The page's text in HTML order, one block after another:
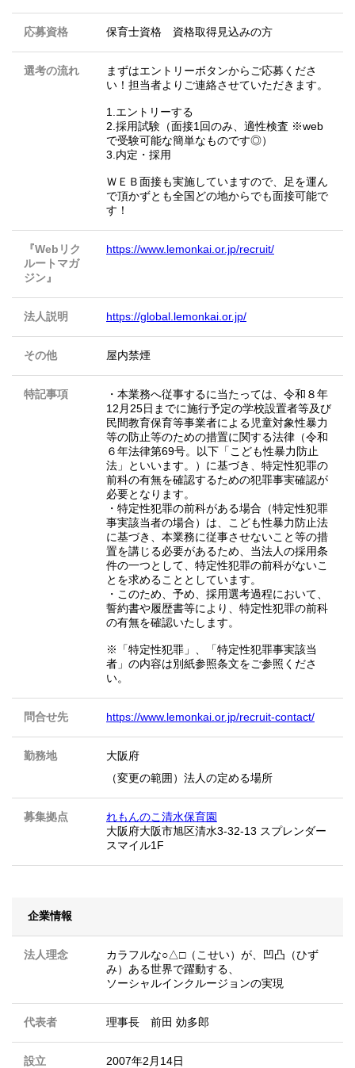
応募資格 保育士資格 資格取得見込みの方
選考の流れ
まずはエントリーボタンからご応募くださ
い！担当者よりご連絡させていただきます。
1.エントリーする
2.採用試験（面接1回のみ、適性検査 ※web
で受験可能な簡単なものです◎）
3.内定・採用
ＷＥＢ面接も実施していますので、足を運ん
で頂かずとも全国どの地からでも面接可能で
す！
『Webリク
ルートマガ
ジン』
https://www.lemonkai.or.jp/recruit/
法人説明 https://global.lemonkai.or.jp/
その他 屋内禁煙
特記事項
・本業務へ従事するに当たっては、令和８年
12月25日までに施行予定の学校設置者等及び
民間教育保育等事業者による児童対象性暴力
等の防止等のための措置に関する法律（令和
６年法律第69号。以下「こども性暴力防止
法」といいます。）に基づき、特定性犯罪の
前科の有無を確認するための犯罪事実確認が
必要となります。
・特定性犯罪の前科がある場合（特定性犯罪
事実該当者の場合）は、こども性暴力防止法
に基づき、本業務に従事させないこと等の措
置を講じる必要があるため、当法人の採用条
件の一つとして、特定性犯罪の前科がないこ
とを求めることとしています。
・このため、予め、採用選考過程において、
誓約書や履歴書等により、特定性犯罪の前科
の有無を確認いたします。
※「特定性犯罪」、「特定性犯罪事実該当
者」の内容は別紙参照条文をご参照くださ
い。
問合せ先 https://www.lemonkai.or.jp/recruit-contact/
勤務地
大阪府
（変更の範囲）法人の定める場所
募集拠点
れもんのこ清水保育園
大阪府大阪市旭区清水3-32-13 スプレンダー
スマイル1F
企業情報
法人理念
カラフルな○△□（こせい）が、凹凸（ひず
み）ある世界で躍動する、
ソーシャルインクルージョンの実現
代表者 理事長 前田 効多郎
設立 2007年2月14日